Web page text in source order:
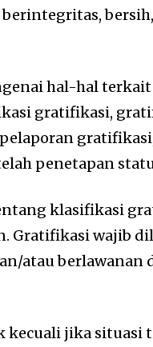
hal-hal
gratifikasi,
penetapan
klasifikasi
Gratifikasi wajib
atau berlawanan
kecuali jika